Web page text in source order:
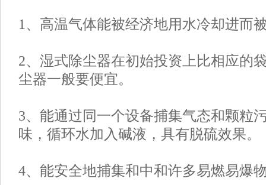
1、高温气体能被经济地用水冷却进而
2、湿式除尘器在初始投资上比相应的
尘器一般要便宜。
3、能通过同一个设备捕集气态和颗粒
味，循环水加入碱液，具有脱硫效果。
4、能安全地捕集和中和许多易燃易爆